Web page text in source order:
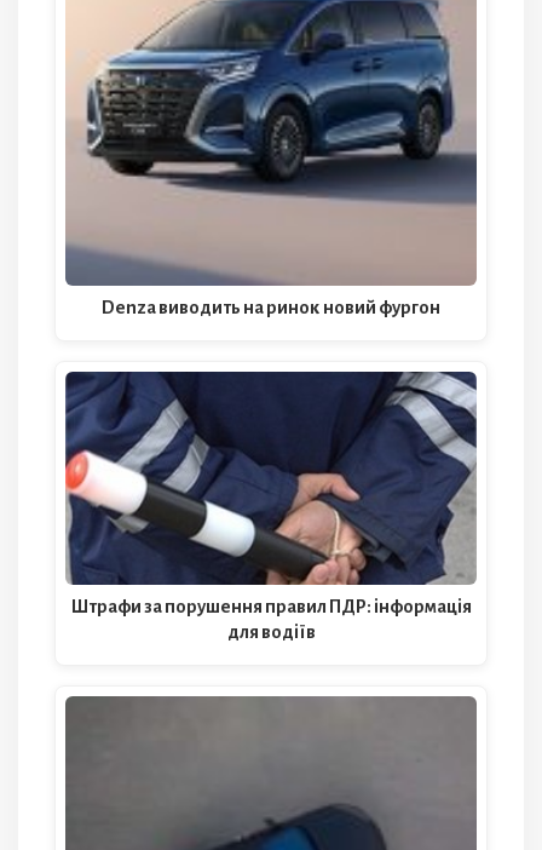
Denza виводить на ринок новий фургон
Штрафи за порушення правил ПДР: інформація
для водіїв